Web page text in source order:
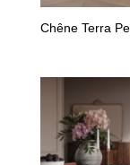
Chêne Terra